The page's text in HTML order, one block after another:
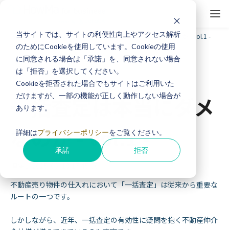
当サイトでは、サイトの利便性向上やアクセス解析
のためにCookieを使用しています。Cookieの使用
に同意される場合は「承諾」を、同意されない場合
は「拒否」を選択してください。
Cookieを拒否された場合でもサイトはご利用いた
だけますが、一部の機能が正しく動作しない場合が
あります。
詳細はプライバシーポリシーをご覧ください。
承諾 拒否
ホーム お役立ち情報 一括査定は本当にダメなのか - vol.1 -
反響獲得ノウハウ
一括査定は本当にダメ
なのか - vol.1 -
2025/03/18 17:45:00
不動産売り物件の仕入れにおいて「一括査定」は従来から重要な
ルートの一つです。
しかしながら、近年、一括査定の有効性に疑問を抱く不動産仲介